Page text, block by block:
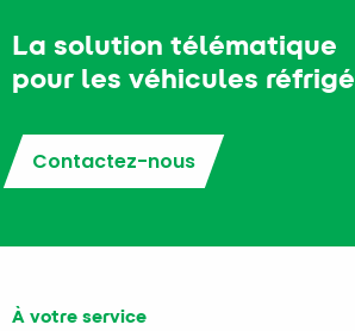
La solution télématique
pour les véhicules
Contactez-nous
À votre service